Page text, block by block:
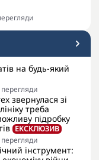
на будь-який
перегляди
звернулася зі
треба
підробку
ЕКСКЛЮЗИВ
перегляди
інструмент: